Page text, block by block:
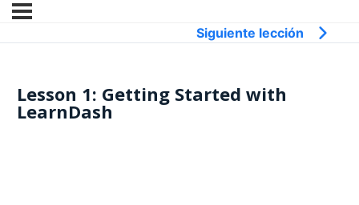
siguiente lección
Lesson 1: Getting Started with
LearnDash